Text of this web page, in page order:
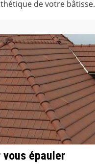
de votre bâtisse.
vous épauler